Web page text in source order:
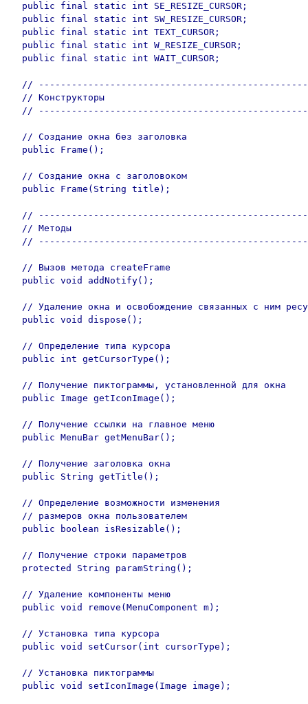
  public final static int SE_RESIZE_CURSOR;
  public final static int SW_RESIZE_CURSOR;
  public final static int TEXT_CURSOR;
  public final static int W_RESIZE_CURSOR;
  public final static int WAIT_CURSOR;
//
  // Конструкторы
//
  // Создание окна без заголовка
  public Frame();
  // Создание окна с заголовоком
  public Frame(String title);
//
  // Методы
//
  // Вызов метода createFrame
  public void addNotify();
// Удаление окна и освобождение связанных с ним
  public void dispose();
  // Определение типа курсора
  public int getCursorType();
  // Получение пиктограммы, установленной для окна
  public Image getIconImage();
  // Получение ссылки на главное меню
  public MenuBar getMenuBar();
  // Получение заголовка окна
  public String getTitle();
  // Определение возможности изменения
  // размеров окна пользователем
  public boolean isResizable();
  // Получение строки параметров
  protected String paramString();
  // Удаление компоненты меню
  public void remove(MenuComponent m);
  // Установка типа курсора
  public void setCursor(int cursorType);
  // Установка пиктограммы
  public void setIconImage(Image image);